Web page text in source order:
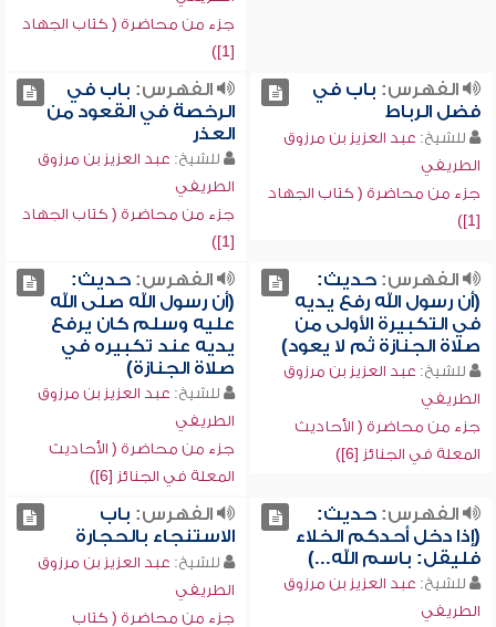
جزء من محاضرة ( كتاب الجهاد
[1])
الفهرس: باب في
فضل الرباط
للشيخ: عبد العزيز بن مرزوق
الطريفي
جزء من محاضرة ( كتاب الجهاد
[1])
الفهرس: باب في
الرخصة في القعود من
العذر
للشيخ: عبد العزيز بن مرزوق
الطريفي
جزء من محاضرة ( كتاب الجهاد
[1])
الفهرس:حديث:
(أن رسول الله رفع يديه
في التكبيرة الأولى من
صلاة الجنازة ثم لا يعود)
للشيخ: عبد العزيز بن مرزوق
الطريفي
جزء من محاضرة ( الأحاديث
المعلة في الجنائز [6])
الفهرس:حديث:
(أن رسول الله صلى الله
عليه وسلم كان يرفع
يديه عند تكبيره في
صلاة الجنازة)
للشيخ: عبد العزيز بن مرزوق
الطريفي
جزء من محاضرة ( الأحاديث
المعلة في الجنائز [6])
الفهرس:حديث:
(إذا دخل أحدكم الخلاء
فليقل: باسم الله...)
للشيخ: عبد العزيز بن مرزوق
الطريفي
الفهرس: باب
الاستنجاء بالحجارة
للشيخ: عبد العزيز بن مرزوق
الطريفي
جزء من محاضرة ( كتاب